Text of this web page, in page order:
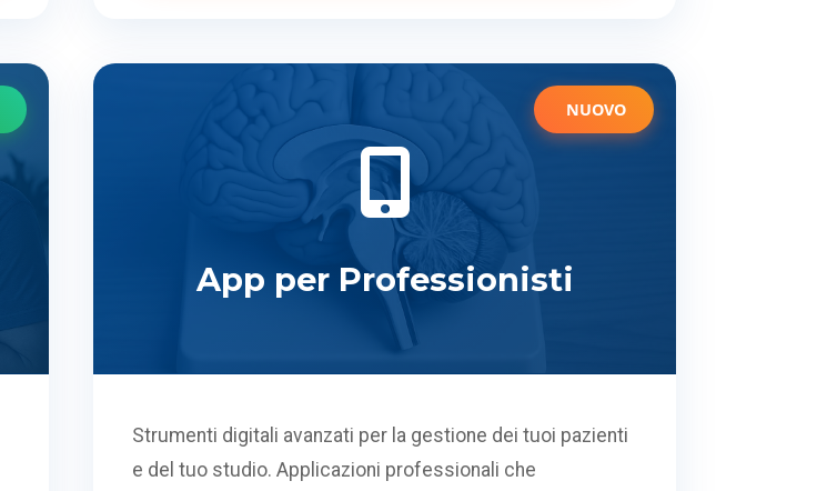
NUOVO
App per Professionisti
Strumenti digitali avanzati per la gestione dei tuoi pazienti
e del tuo studio. Applicazioni professionali che